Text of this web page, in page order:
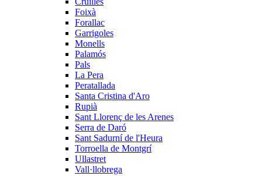
Foixà
Forallac
Garrigoles
Monells
Palamós
Pals
La Pera
Peratallada
Santa Cristina d'Aro
Rupià
Sant Llorenç de les Arenes
Serra de Daró
Sant Sadurní de l'Heura
Torroella de Montgrí
Ullastret
Vall·llobrega